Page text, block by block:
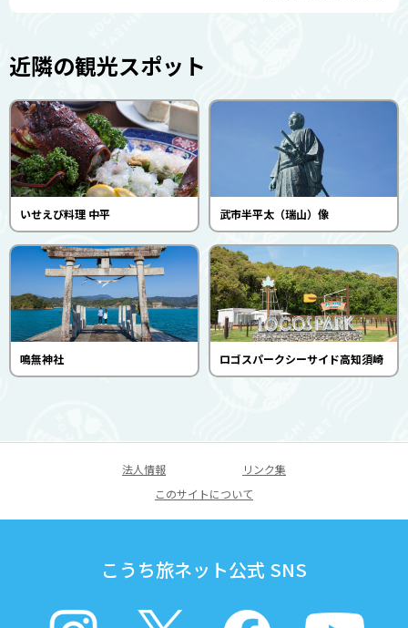
近隣の観光スポット
いせえび料理 中平 武市半平太（瑞山）像
鳴無神社 ロゴスパークシーサイド高知須崎
法人情報
リンク集
このサイトについて
こうち旅ネット公式 SNS